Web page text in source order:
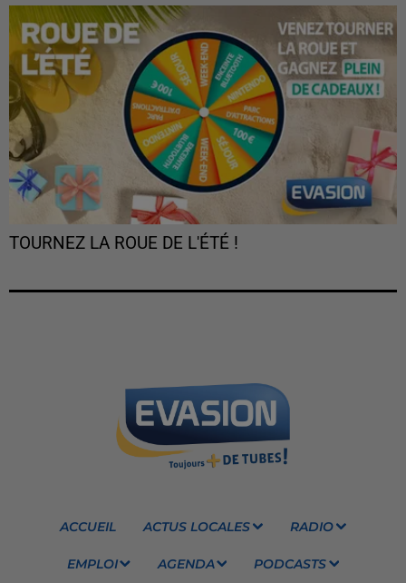
TOURNEZ LA ROUE DE L'ÉTÉ !
ACCUEIL ACTUS LOCALES RADIO
EMPLOI AGENDA PODCASTS